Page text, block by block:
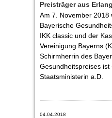
Preisträger aus
Am 7. November
Bayerische
IKK classic und der
Vereinigung Bayerns
Schirmherrin des
Gesundheitspreises ist
Staatsministerin a.D.
04.04.2018